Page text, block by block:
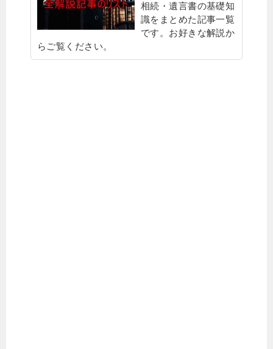
相続・遺言書の基礎知
識をまとめた記事一覧
です。お好きな解説か
らご覧ください。